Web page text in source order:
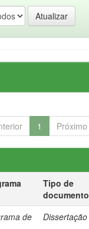
1 Próximo
Tipo de
documento
de
Dissertação